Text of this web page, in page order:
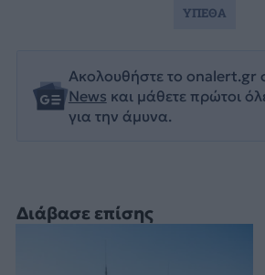
Διάβασε επίσης
Ακολουθήστε το onalert.gr
News και μάθετε πρώτοι
για την άμυνα.
ΥΠΕΘΑ